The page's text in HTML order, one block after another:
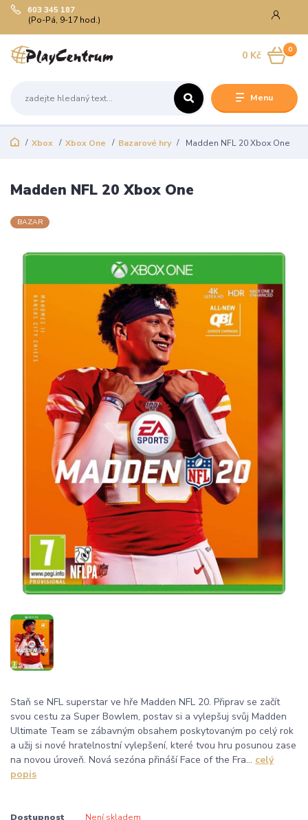
Menu
603 345 187
(Po-Pá, 9-17 hod.)
0
0 Kč
Xbox Xbox One Bazarové hry Madden NFL 20 Xbox One
Madden NFL 20 Xbox One
BAZAR
Staň se NFL superstar ve hře Madden NFL 20. Připrav se začít
svou cestu za Super Bowlem, postav si a vylepšuj svůj Madden
Ultimate Team se zábavným obsahem poskytovaným po celý rok
a užij si nové hratelnostní vylepšení, které tvou hru posunou zase
na novou úroveň. Nová sezóna přináší Face of the Fra... celý
popis
Dostupnost Není skladem